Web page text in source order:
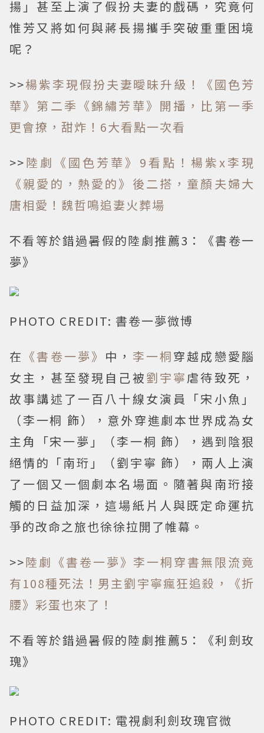
揚」甚至上演了假扮夫妻的戲碼，究竟何
惟芳又將如何與蔣長揚攜手突破重重困境
呢？
>>楊紫李現假扮夫妻曖昧升級！《國色芳
華》第二季《錦繡芳華》開播，比第一季
更會撩，甜炸！6大看點一次看
>>陸劇《國色芳華》9看點！楊紫x李現
《親愛的，熱愛的》後二搭，童顏夫婦大
唐相愛！魏哲鳴追妻火葬場
不看等於錯過暑假的陸劇推薦3：《書卷一
夢》
PHOTO CREDIT: 書卷一夢微博
在 《書卷一夢》 中， 李一桐穿越成戀愛腦
女主，甚至發現自己被劉宇寧虐待致死，
故事講述了一百八十線女演員「宋小魚」
（李一桐 飾），意外穿進劇本世界成為女
主角「宋一夢」（李一桐 飾），遇到陰狠
絕情的「南珩」（劉宇寧 飾），兩人上演
了一個又一個劇本名場面。隨著與南珩接
觸的日益加深，這場紙片人與既定命運抗
爭的改命之旅也徐徐拉開了帷幕。
>>陸劇《書卷一夢》李一桐穿書無限流竟
有108種死法！男主劉宇寧瘋狂追殺，《折
腰》彩蛋也來了！
不看等於錯過暑假的陸劇推薦5：《利劍玫
瑰》
PHOTO CREDIT: 電視劇利劍玫瑰官微